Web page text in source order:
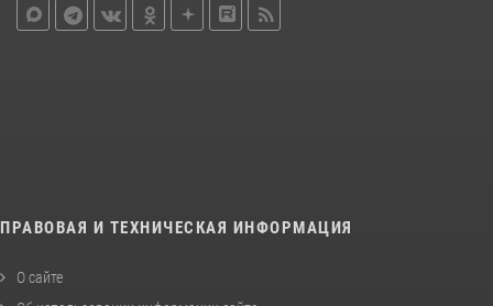
ПРАВОВАЯ И ТЕХНИЧЕСКАЯ ИНФОРМАЦИЯ
О сайте